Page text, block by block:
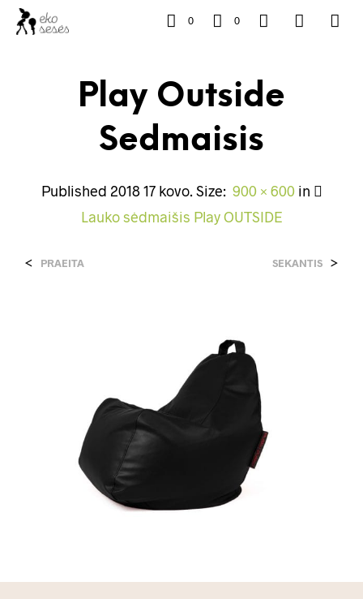
0 0
Play Outside
Sedmaisis
Published 2018 17 kovo. Size: 900 × 600in
Lauko sėdmaišis Play OUTSIDE
< PRAEITA SEKANTIS >